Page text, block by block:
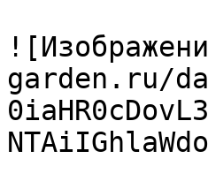
garden.ru/